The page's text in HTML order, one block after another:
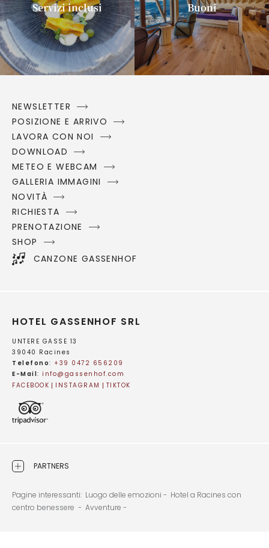
Servizi inclusi Buoni
NEWSLETTER
POSIZIONE E ARRIVO
LAVORA CON NOI
DOWNLOAD
METEO E WEBCAM
GALLERIA IMMAGINI
NOVITÀ
RICHIESTA
PRENOTAZIONE
SHOP
CANZONE GASSENHOF
HOTEL GASSENHOF SRL
UNTERE GASSE 13
39040 Racines
Telefono: +39 0472 656209
E-Mail: info@ gassenhof.com
FACEBOOK
INSTAGRAM TIKTOK
PARTNERS
Pagine interessanti: Luogo delle emozioni - Hotel a Racines con
centro benessere - Avventure -